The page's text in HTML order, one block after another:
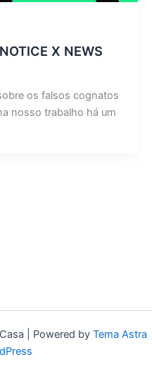
X NEWS
os falsos cognatos
nosso trabalho há um
| Powered by Tema Astra